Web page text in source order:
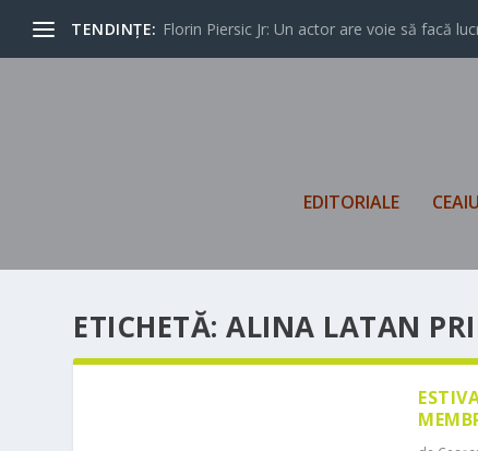
TENDINȚE: Florin Piersic Jr: Un actor are voie să facă
EDITORIALE
ETICHETĂ:ALINA LATAN